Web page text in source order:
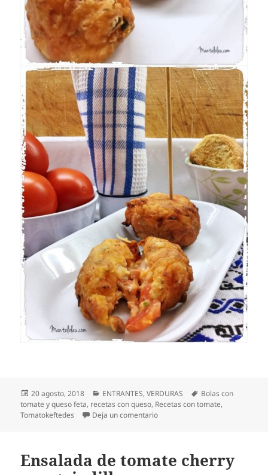
Publicado
el
20 agosto, 2018 Categorías
ENTRANTES,VERDURAS Etiquetas
Bolas con
tomate y queso feta, recetas con queso, Recetas con tomate,
Tomatokeftedes
Deja un comentarioen Bolas con tomate y queso
Ensalada de tomate cherry